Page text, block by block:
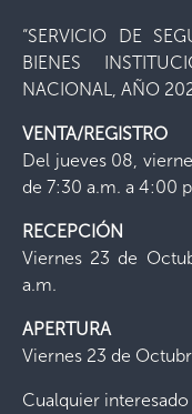
“SERVICIO DE
BIENES
NACIONAL, AÑO
VENTA/REGISTRO
Del jueves 08,
de 7:30 a.m. a 4:00
RECEPCIÓN
Viernes 23 de
a.m.
APERTURA
Viernes 23 de
Cualquier